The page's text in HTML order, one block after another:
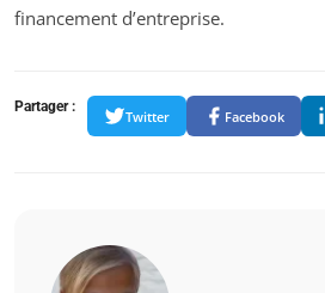
financement d’entreprise.
Partager :
Twitter Facebook